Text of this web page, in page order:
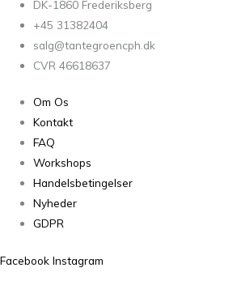
DK-1860 Frederiksberg
+45 31382404
salg@tantegroencph.dk
CVR 46618637
Om Os
Kontakt
FAQ
Workshops
Handelsbetingelser
Nyheder
GDPR
Facebook Instagram